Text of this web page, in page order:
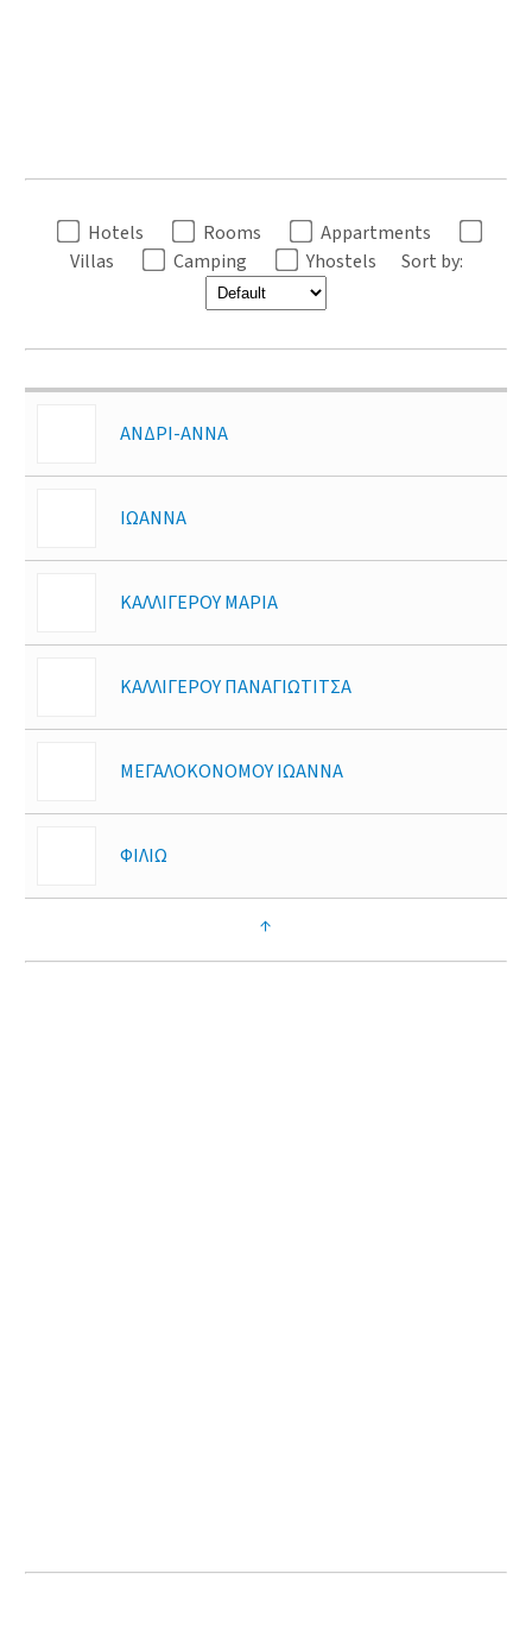
Hotels Rooms
Appartments
Villas
Camping Yhostels Sort by:
ΑΝΔΡΙ-ΑΝΝΑ
ΙΩΑΝΝΑ
ΚΑΛΛΙΓΕΡΟΥ ΜΑΡΙΑ
ΚΑΛΛΙΓΕΡΟΥ ΠΑΝΑΓΙΩΤΙΤΣΑ
ΜΕΓΑΛΟΚΟΝΟΜΟΥ ΙΩΑΝΝΑ
ΦΙΛΙΩ
↑